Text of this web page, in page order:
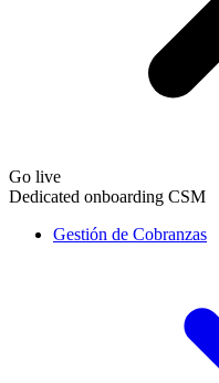
Go live
Dedicated onboarding CSM
Gestión de Cobranzas